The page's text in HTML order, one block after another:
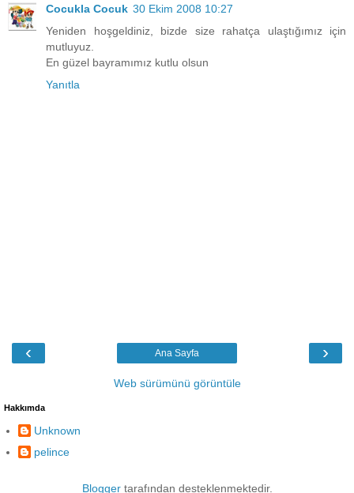
Cocukla Cocuk 30 Ekim 2008 10:27
Yeniden hoşgeldiniz, bizde size rahatça ulaştığımız için
mutluyuz.
En güzel bayramımız kutlu olsun
Yanıtla
‹ ›
Ana Sayfa
Web sürümünü görüntüle
Hakkımda
Unknown
pelince
Bloggertarafından desteklenmektedir.